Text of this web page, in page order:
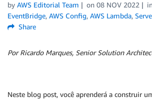
by AWS Editorial Team on 08 NOV 2022
EventBridge, AWS Config, AWS Lambda,
Share
Por Ricardo Marques, Senior Solution
Neste blog post, você aprenderá a construir